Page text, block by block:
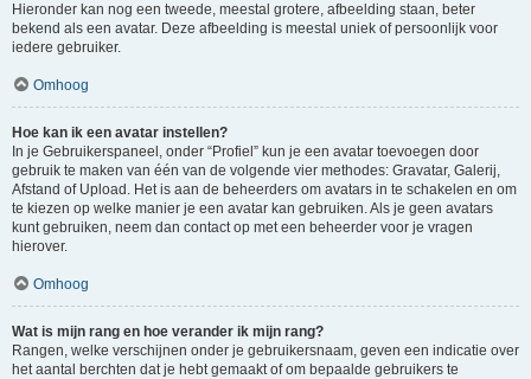
Hieronder kan nog een tweede, meestal grotere, afbeelding staan, beter
bekend als een avatar. Deze afbeelding is meestal uniek of persoonlijk voor
iedere gebruiker.
Omhoog
Hoe kan ik een avatar instellen?
In je Gebruikerspaneel, onder “Profiel” kun je een avatar toevoegen door
gebruik te maken van één van de volgende vier methodes: Gravatar, Galerij,
Afstand of Upload. Het is aan de beheerders om avatars in te schakelen en om
te kiezen op welke manier je een avatar kan gebruiken. Als je geen avatars
kunt gebruiken, neem dan contact op met een beheerder voor je vragen
hierover.
Omhoog
Wat is mijn rang en hoe verander ik mijn rang?
Rangen, welke verschijnen onder je gebruikersnaam, geven een indicatie over
het aantal berchten dat je hebt gemaakt of om bepaalde gebruikers te